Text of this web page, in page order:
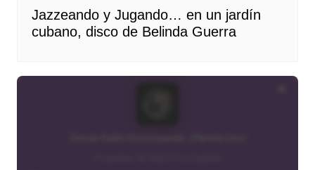
Jazzeando y Jugando… en un jardín
cubano, disco de Belinda Guerra